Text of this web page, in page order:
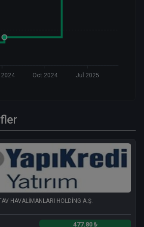
Oct 2024 Jul 2025
HAVALİMANLARI HOLDİNG A.Ş.
477.80 ₺